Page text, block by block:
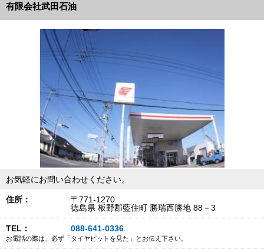
有限会社武田石油
お気軽にお問い合わせください。
住所：
〒771-1270
徳島県 板野郡藍住町 勝瑞西勝地 88－3
TEL： 088-641-0336
お電話の際は、必ず「タイヤピットを見た」とお伝え下さい。